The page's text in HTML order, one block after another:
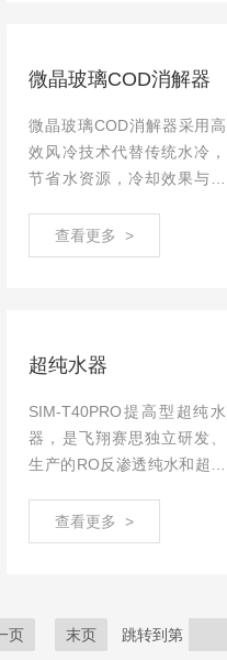
微晶玻璃COD消解器
微晶玻璃COD消解器采用高
效风冷技术代替传统水冷，
节省水资源，冷却效果与水
查看更多 >
超纯水器
SIM-T40PRO提高型超纯水
器，是飞翔赛思独立研发、
生产的RO反渗透纯水和超纯
微电脑智能控制技术，真彩
液晶屏在线显示产水水质和
查看更多 >
页 末页 跳转到第